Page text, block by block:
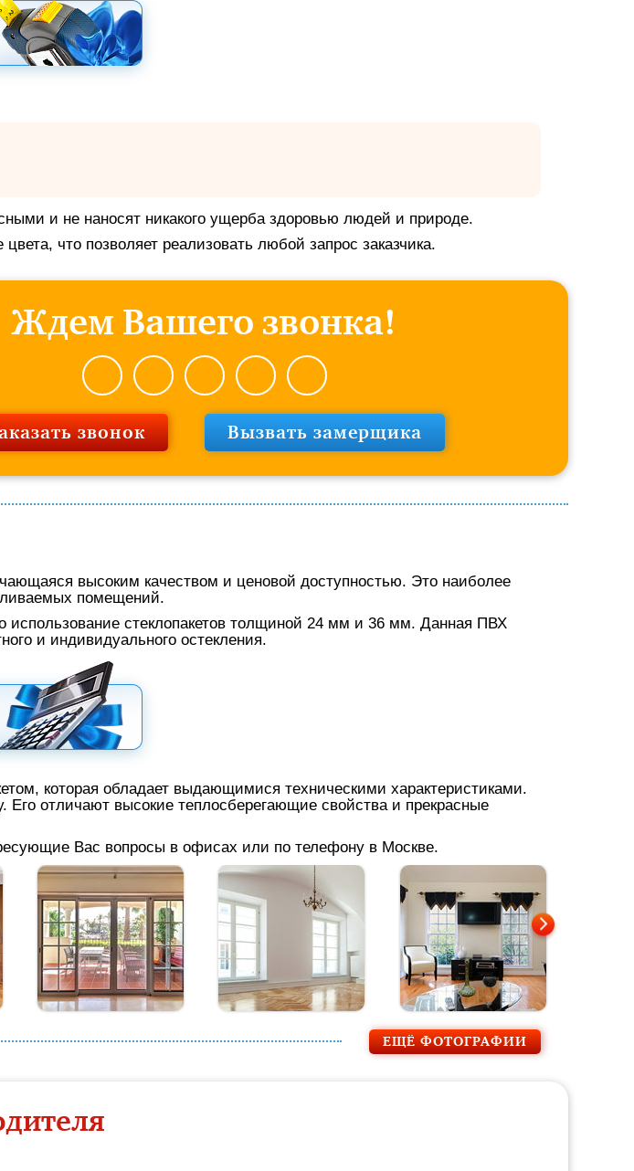
и не наносят никакого ущерба здоровью людей и природе.
что позволяет реализовать любой запрос заказчика.
Ждем Вашего звонка!
звонок Вызвать замерщика
высоким качеством и ценовой доступностью. Это наиболее
помещений.
стеклопакетов толщиной 24 мм и 36 мм. Данная ПВХ
и индивидуального остекления.
которая обладает выдающимися техническими характеристиками.
отличают высокие теплосберегающие свойства и прекрасные
Вас вопросы в офисах или по телефону в Москве.
ЕЩЁ ФОТОГРАФИИ